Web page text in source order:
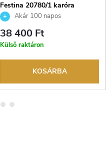
Festina 20780/1 karóra
Akár 100 napos
visszaküldési lehetőség. Hivatalos
márkakereskedő.
38 400 Ft
Külső raktáron
KOSÁRBA